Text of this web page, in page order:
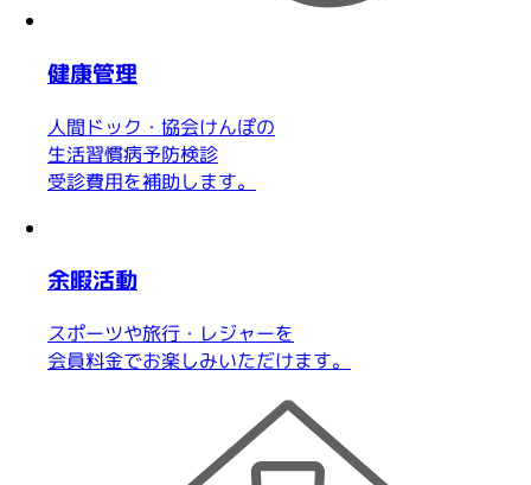
健康管理
人間ドック・協会けんぽの
生活習慣病予防検診
受診費用を補助します。
余暇活動
スポーツや旅行・レジャーを
会員料金でお楽しみいただけます。